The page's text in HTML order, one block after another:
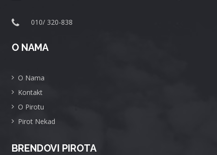
010/ 320-838
O NAMA
O Nama
Kontakt
O Pirotu
Pirot Nekad
BRENDOVI PIROTA